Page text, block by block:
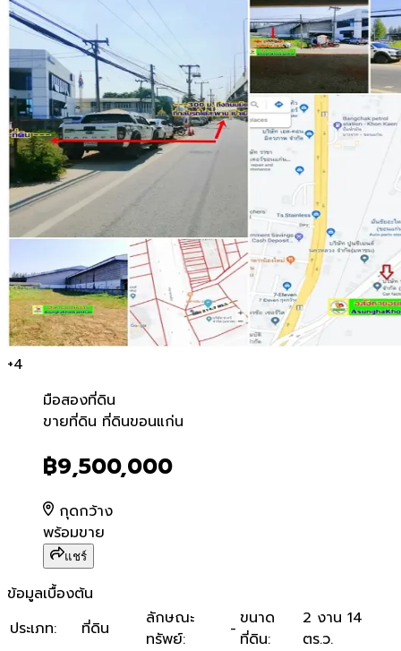
+4
มือสองที่ดิน
ขายที่ดิน ที่ดินขอนแก่น
ขายที่ดิน ที่ดินขอนแก่น
฿9,500,000
กุดกว้าง
พร้อมขาย
แชร์
ข้อมูลเบื้องต้น
ประเภท: ที่ดิน
ลักษณะ
ทรัพย์: - ขนาด
ที่ดิน:
2 งาน 14
ตร.ว.